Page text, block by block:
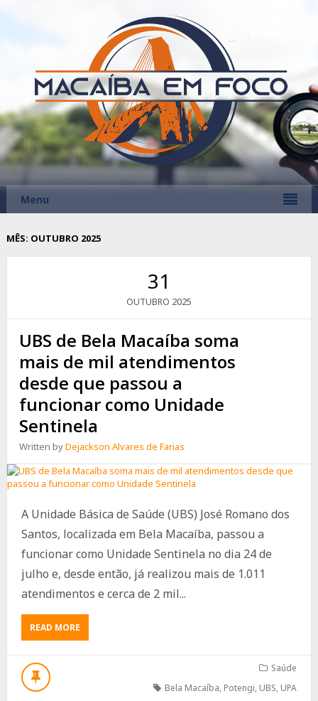
Menu
MÊS: OUTUBRO 2025
31
OUTUBRO 2025
UBS de Bela Macaíba soma
mais de mil atendimentos
desde que passou a
funcionar como Unidade
Sentinela
Written byDejackson Alvares de Farias
A Unidade Básica de Saúde (UBS) José Romano dos
Santos, localizada em Bela Macaíba, passou a
funcionar como Unidade Sentinela no dia 24 de
julho e, desde então, já realizou mais de 1.011
atendimentos e cerca de 2 mil...
READ MOREABOUT
UBS
DE
Saúde
Bela Macaíba, Potengi, UBS, UPA